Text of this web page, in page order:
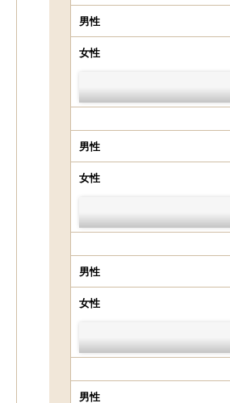
男性
女性
男性
女性
男性
女性
男性